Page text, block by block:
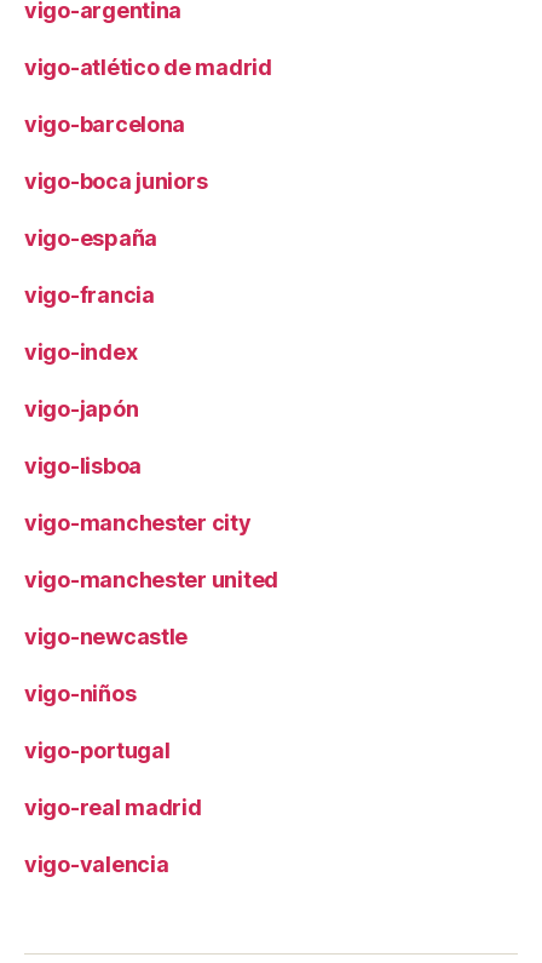
vigo-argentina
vigo-atlético de madrid
vigo-barcelona
vigo-boca juniors
vigo-españa
vigo-francia
vigo-index
vigo-japón
vigo-lisboa
vigo-manchester city
vigo-manchester united
vigo-newcastle
vigo-niños
vigo-portugal
vigo-real madrid
vigo-valencia